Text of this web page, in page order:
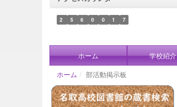
2 5 6 0 0 1 7
ホーム 学校紹介
ホーム
部活動掲示板